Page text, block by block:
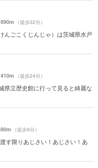
（徒歩32分）
んごこくじんじゃ）は茨城県水戸
（徒歩24分）
県立歴史館に行って見ると綺麗な
（徒歩9分）
す限りあじさい！あじさい！あ